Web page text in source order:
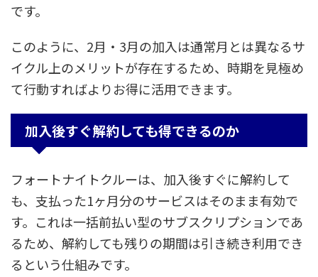
です。
このように、2月・3月の加入は通常月とは異なるサ
イクル上のメリットが存在するため、時期を見極め
て行動すればよりお得に活用できます。
加入後すぐ解約しても得できるのか
フォートナイトクルーは、加入後すぐに解約して
も、支払った1ヶ月分のサービスはそのまま有効で
す。これは一括前払い型のサブスクリプションであ
るため、解約しても残りの期間は引き続き利用でき
るという仕組みです。